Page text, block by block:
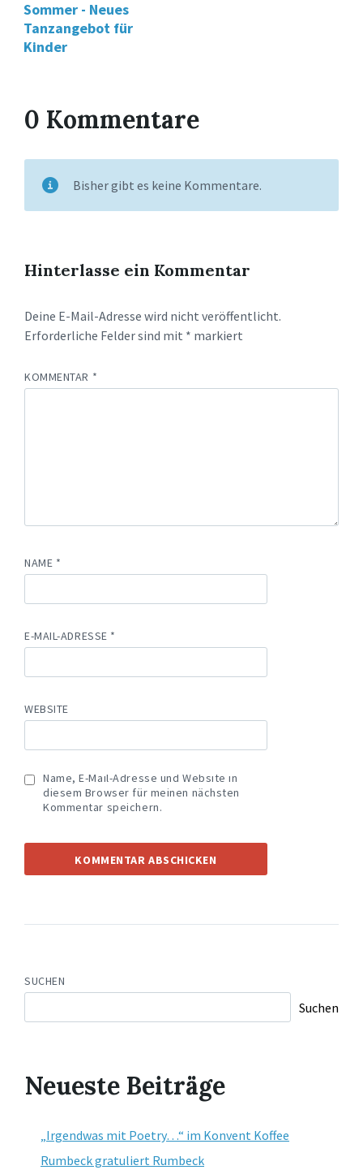
Sommer - Neues
Tanzangebot für
Kinder
0 Kommentare
Bisher gibt es keine Kommentare.
Hinterlasse ein Kommentar
Deine E-Mail-Adresse wird nicht veröffentlicht.
Erforderliche Felder sind mit * markiert
KOMMENTAR *
NAME *
E-MAIL-ADRESSE *
WEBSITE
Name, E-Mail-Adresse und Website in
diesem Browser für meinen nächsten
Kommentar speichern.
SUCHEN
Suchen
Neueste Beiträge
„Irgendwas mit Poetry…“ im Konvent Koffee
Rumbeck gratuliert Rumbeck